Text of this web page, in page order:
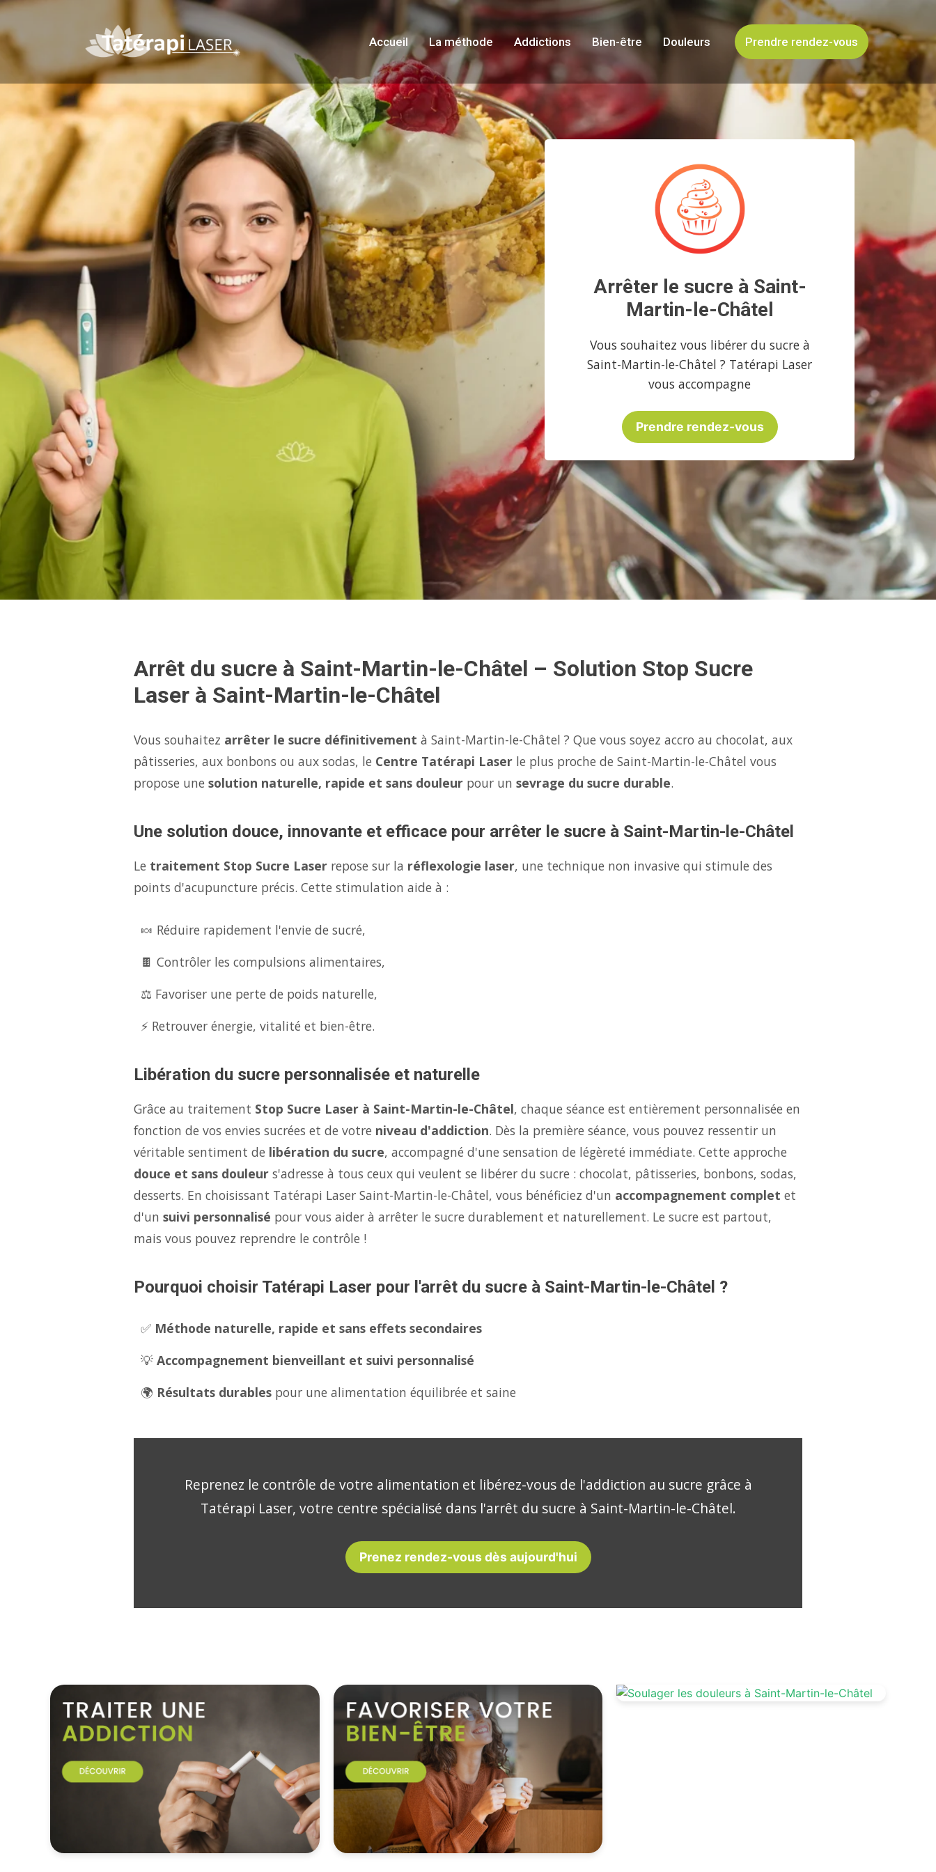
Accueil La méthode Addictions Bien-être Douleurs Prendre rendez-vous
Arrêter le sucre à Saint-
Martin-le-Châtel
Vous souhaitez vous libérer du sucre à
Saint-Martin-le-Châtel ? Tatérapi Laser
vous accompagne
Prendre rendez-vous
Arrêt du sucre à Saint-Martin-le-Châtel – Solution Stop Sucre
Laser à Saint-Martin-le-Châtel
Vous souhaitez arrêter le sucre définitivement à Saint-Martin-le-Châtel ? Que vous soyez accro au chocolat, aux
pâtisseries, aux bonbons ou aux sodas, le Centre Tatérapi Laser le plus proche de Saint-Martin-le-Châtel vous
propose une solution naturelle, rapide et sans douleur pour un sevrage du sucre durable.
Une solution douce, innovante et efficace pour arrêter le sucre à Saint-Martin-le-Châtel
Le traitement Stop Sucre Laser repose sur la réflexologie laser, une technique non invasive qui stimule des
points d'acupuncture précis. Cette stimulation aide à :
🍬 Réduire rapidement l'envie de sucré,
🍫 Contrôler les compulsions alimentaires,
⚖️ Favoriser une perte de poids naturelle,
⚡ Retrouver énergie, vitalité et bien-être.
Libération du sucre personnalisée et naturelle
Grâce au traitement Stop Sucre Laser à Saint-Martin-le-Châtel, chaque séance est entièrement personnalisée en
fonction de vos envies sucrées et de votre niveau d'addiction. Dès la première séance, vous pouvez ressentir un
véritable sentiment de libération du sucre, accompagné d'une sensation de légèreté immédiate. Cette approche
douce et sans douleur s'adresse à tous ceux qui veulent se libérer du sucre : chocolat, pâtisseries, bonbons, sodas,
desserts. En choisissant Tatérapi Laser Saint-Martin-le-Châtel, vous bénéficiez d'un accompagnement complet et
d'un suivi personnalisé pour vous aider à arrêter le sucre durablement et naturellement. Le sucre est partout,
mais vous pouvez reprendre le contrôle !
Pourquoi choisir Tatérapi Laser pour l'arrêt du sucre à Saint-Martin-le-Châtel ?
✅ Méthode naturelle, rapide et sans effets secondaires
💡 Accompagnement bienveillant et suivi personnalisé
🌍 Résultats durables pour une alimentation équilibrée et saine
Reprenez le contrôle de votre alimentation et libérez-vous de l'addiction au sucre grâce à
Tatérapi Laser, votre centre spécialisé dans l'arrêt du sucre à Saint-Martin-le-Châtel.
Prenez rendez-vous dès aujourd'hui